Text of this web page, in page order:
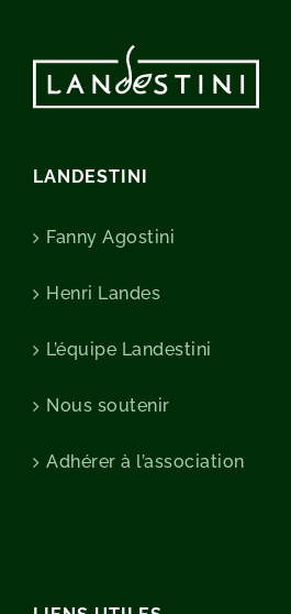
LANDESTINI
Fanny Agostini
Henri Landes
L’équipe Landestini
Nous soutenir
Adhérer à l’association